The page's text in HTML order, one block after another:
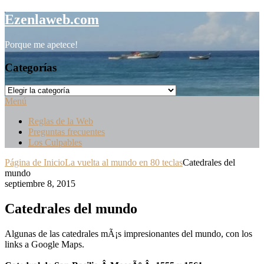
Saltar
al
Ezenlaweb.com
Porque me apetece!
Categorías
Categorías
Menú
Reglas de la Web
Preguntas frecuentes
Los Culpables
Página de InicioLa vuelta al mundo en 80 teclasCatedrales del
mundo
septiembre 8, 2015
Catedrales del mundo
Algunas de las catedrales mÃ¡s impresionantes del mundo, con los
links a Google Maps.